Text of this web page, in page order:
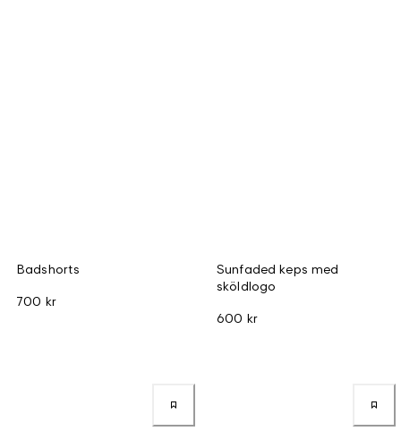
Badshorts
700 kr
Sunfaded keps med
sköldlogo
600 kr